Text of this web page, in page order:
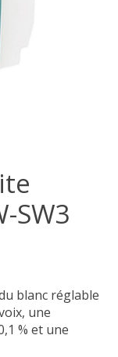
SW3
blanc réglable
une
% et une